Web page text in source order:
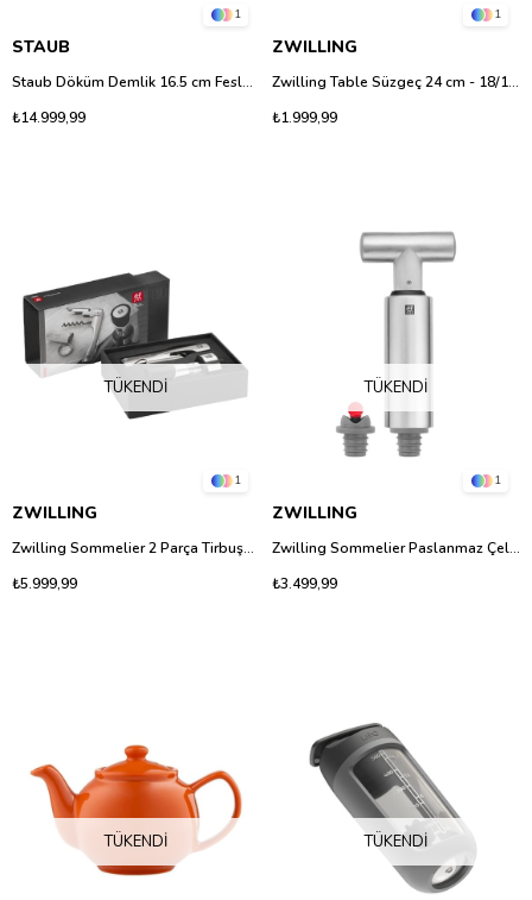
1
STAUB
Staub Döküm Demlik 16.5 cm Fesleğen – Emaye Kaplamalı Çay Demliği
₺14.999,99
1
ZWILLING
Zwilling Table Süzgeç 24 cm - 18/10 Paslanmaz Çelik Mutfak Süzgeci
₺1.999,99
TÜKENDI
1
ZWILLING
Zwilling Sommelier 2 Parça Tirbuşon ve Aksesuar Seti - Paslanmaz Çelik Şarap Açacağı Takımı
₺5.999,99
TÜKENDI
1
ZWILLING
Zwilling Sommelier Paslanmaz Çelik Şarap Pompası - 2 Tıpalı Set (Mat, 19 cm)
₺3.499,99
TÜKENDI TÜKENDI